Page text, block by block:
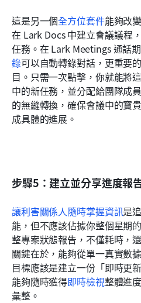
這是另一個全方位套件能夠改
在 Lark Docs 中建立會議議程
任務。在 Lark Meetings 通話期
錄可以自動轉錄對話，更重要
目。只需一次點擊，你就能將
中的新任務，並分配給團隊成
的無縫轉換，確保會議中的寶
成具體的進展。
步驟5：建立並分享進度報
讓利害關係人隨時掌握資訊是
能，但不應該佔據你整個星期
整專案狀態報告，不僅耗時，
關鍵在於，能夠從單一真實數
目標應該是建立一份「即時更
能夠隨時獲得即時檢視整體進
彙整。